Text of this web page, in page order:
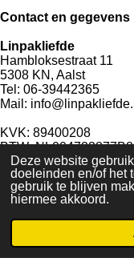
Deze website
doeleinden en/of het
gebruik te blijven
hiermee akkoord.
Contact en gegevens
Linpakliefde
Hambloksestraat 11
5308 KN, Aalst
Tel: 06-39442365
Mail:
KVK: 89400208
BTW:
NL60 RBRB 8841
© 2023 - 2026
Powered byJouwWeb